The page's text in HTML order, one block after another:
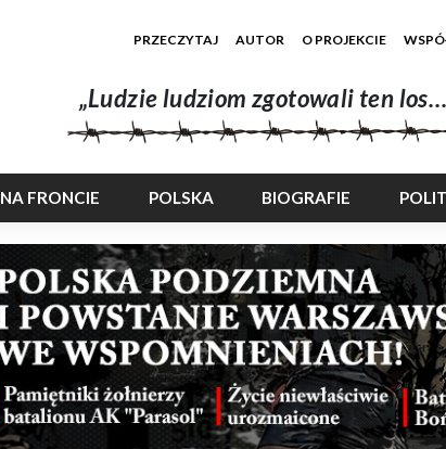
PRZECZYTAJ AUTOR O PROJEKCIE
„Ludzie ludziom zgotowali ten
NA FRONCIE POLSKA BIOGRAFIE